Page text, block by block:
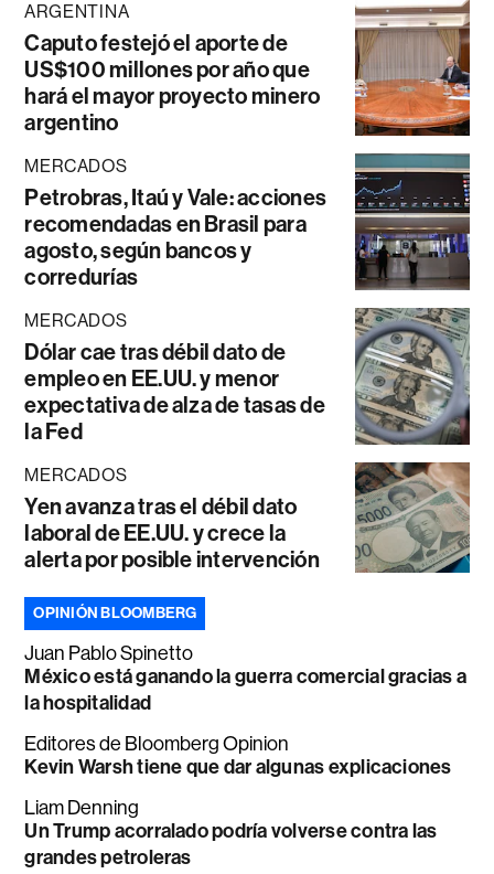
ARGENTINA
Caputo festejó el aporte de
US$100 millones por año que
hará el mayor proyecto minero
argentino
MERCADOS
Petrobras, Itaú y Vale: acciones
recomendadas en Brasil para
agosto, según bancos y
corredurías
MERCADOS
Dólar cae tras débil dato de
empleo en EE.UU. y menor
expectativa de alza de tasas de
la Fed
MERCADOS
Yen avanza tras el débil dato
laboral de EE.UU. y crece la
alerta por posible intervención
OPINIÓN BLOOMBERG
Juan Pablo Spinetto
México está ganando la guerra comercial gracias a
la hospitalidad
Editores de Bloomberg Opinion
Kevin Warsh tiene que dar algunas explicaciones
Liam Denning
Un Trump acorralado podría volverse contra las
grandes petroleras